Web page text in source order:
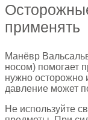
применять
Манёвр
носом) помогает
нужно осторожно
давление может
Не используйте